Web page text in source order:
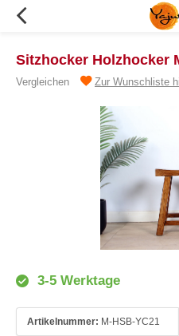
Sitzhocker Holzhocker
Vergleichen Zur Wunschliste
3-5 Werktage
Artikelnummer: M-HSB-YC21